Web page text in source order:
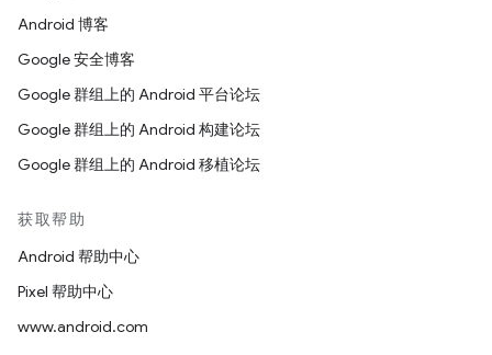
Android 博客
Google 安全博客
Google 群组上的 Android 平台论坛
Google 群组上的 Android 构建论坛
Google 群组上的 Android 移植论坛
获取帮助
Android 帮助中心
Pixel 帮助中心
www.android.com